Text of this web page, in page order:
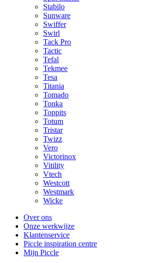
Stabilo
Sunware
Swiffer
Swirl
Tack Pro
Tactic
Tefal
Tekmee
Tesa
Titania
Tomado
Tonka
Toppits
Totum
Tristar
Twizz
Vero
Victorinox
Vitility
Vtech
Westcott
Westmark
Wicke
Over ons
Onze werkwijze
Klantenservice
Piccle inspiration centre
Mijn Piccle